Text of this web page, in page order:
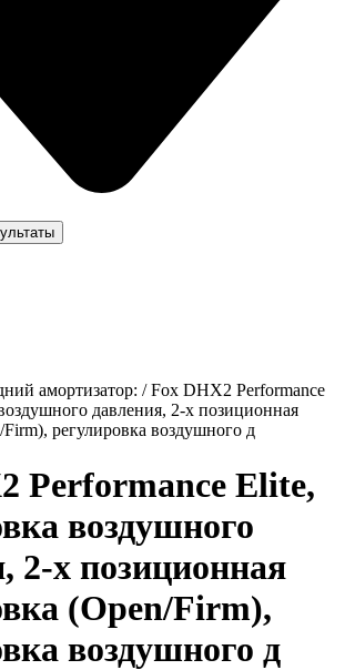
амортизатор: / Fox DHX2 Performance
давления, 2-x позиционная
Firm), регулировка воздушного д
Performance Elite,
воздушного
2-x позиционная
(Open/Firm),
воздушного д